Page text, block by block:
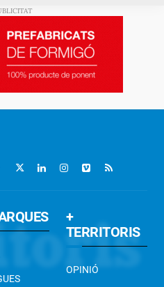
+
TERRITORIS
OPINIÓ